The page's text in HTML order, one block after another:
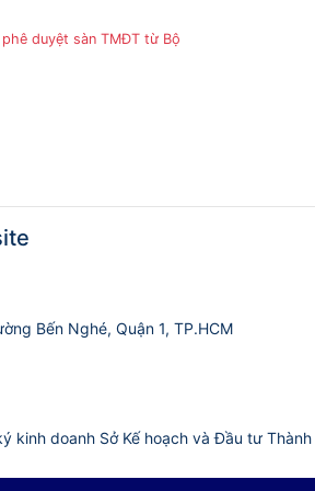
duyệt sàn TMĐT từ Bộ
Bến Nghé, Quận 1, TP.HCM
kinh doanh Sở Kế hoạch và Đầu tư Thành